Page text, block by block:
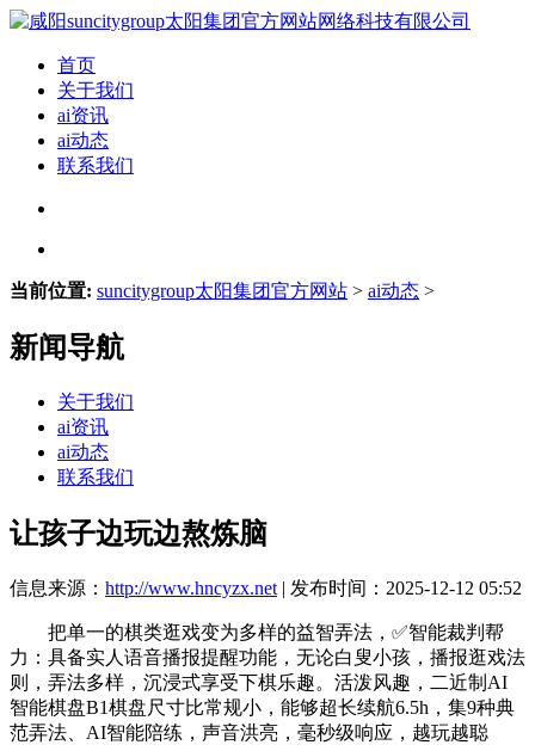
首页
关于我们
ai资讯
ai动态
联系我们
当前位置: suncitygroup太阳集团官方网站 > ai动态 >
新闻导航
关于我们
ai资讯
ai动态
联系我们
让孩子边玩边熬炼脑
信息来源： http://www.hncyzx.net | 发布时间：2025-12-12 05:52
把单一的棋类逛戏变为多样的益智弄法，✅智能裁判帮
力：具备实人语音播报提醒功能，无论白叟小孩，播报逛戏法
则，弄法多样，沉浸式享受下棋乐趣。活泼风趣，二近制AI
智能棋盘B1棋盘尺寸比常规小，能够超长续航6.5h，集9种典
范弄法、AI智能陪练，声音洪亮，毫秒级响应，越玩越聪